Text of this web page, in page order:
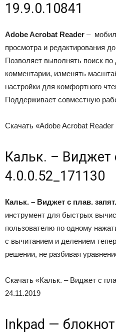
19.9.0.10841
Adobe Acrobat Reader –
просмотра и редактирования
Позволяет выполнять поиск по
комментарии, изменять
настройки для комфортного
Поддерживает совместную
Скачать «Adobe Acrobat Reader
Кальк. – Виджет
4.0.0.52_171130
Кальк. – Виджет с плав. запят.
инструмент для быстрых
пользователю по одному
с вычитанием и делением
решении, не разбивая
Скачать «Кальк. – Виджет с
24.11.2019
Inkpad —